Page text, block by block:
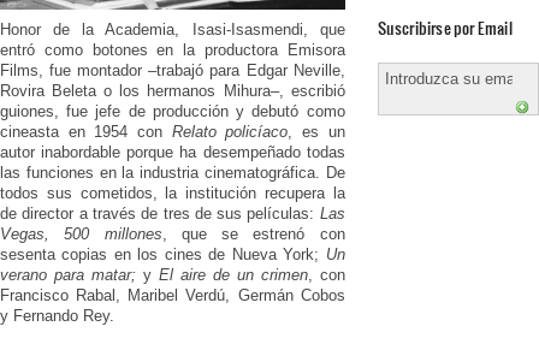
Honor de la Academia, Isasi-Isasmendi, que
entró como botones en la productora Emisora
Films, fue montador –trabajó para Edgar Neville,
Rovira Beleta o los hermanos Mihura–, escribió
guiones, fue jefe de producción y debutó como
cineasta en 1954 con Relato policíaco, es un
autor inabordable porque ha desempeñado todas
las funciones en la industria cinematográfica. De
todos sus cometidos, la institución recupera la
de director a través de tres de sus películas: Las
Vegas, 500 millones, que se estrenó con
sesenta copias en los cines de Nueva York; Un
verano para matar; y El aire de un crimen, con
Francisco Rabal, Maribel Verdú, Germán Cobos
y Fernando Rey.
Suscribirse por Email